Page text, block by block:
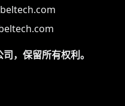
，保留所有权利。